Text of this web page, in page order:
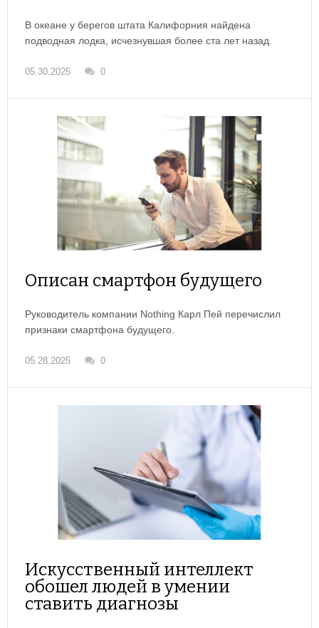
В океане у берегов штата Калифорния найдена
подводная лодка, исчезнувшая более ста лет назад.
05.30.2025 0
Описан смартфон будущего
Руководитель компании Nothing Карл Пей перечислил
признаки смартфона будущего.
05.28.2025 0
Искусственный интеллект
обошел людей в умении
ставить диагнозы